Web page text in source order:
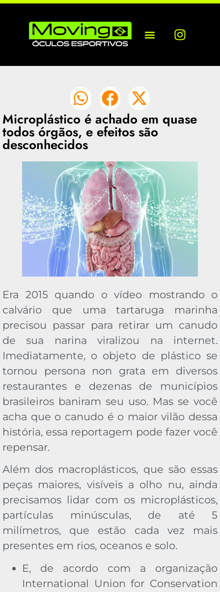
Microplástico é achado em quase
todos órgãos, e efeitos são
desconhecidos
Era 2015 quando o vídeo mostrando o
calvário que uma tartaruga marinha
precisou passar para retirar um canudo
de sua narina viralizou na internet.
Imediatamente, o objeto de plástico se
tornou persona non grata em diversos
restaurantes e dezenas de municípios
brasileiros baniram seu uso. Mas se você
acha que o canudo é o maior vilão dessa
história, essa reportagem pode fazer você
repensar.
Além dos macroplásticos, que são essas
peças maiores, visíveis a olho nu, ainda
precisamos lidar com os microplásticos,
partículas minúsculas, de até 5
milímetros, que estão cada vez mais
presentes em rios, oceanos e solo.
E, de acordo com a organização
International Union for Conservation